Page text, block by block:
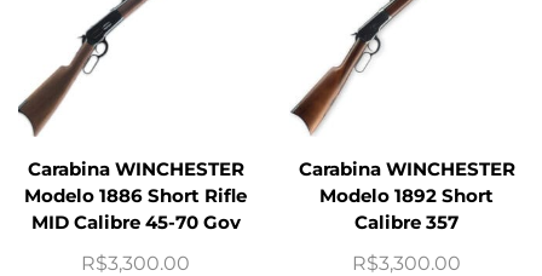
Carabina WINCHESTER
Modelo 1886 Short Rifle
MID Calibre 45-70 Gov
R$3,300.00
Carabina WINCHESTER
Modelo 1892 Short
Calibre 357
R$3,300.00